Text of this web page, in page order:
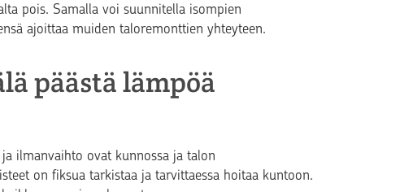
pois. Samalla voi suunnitella isompien
ajoittaa muiden taloremonttien yhteyteen.
päästä lämpöä
ilmanvaihto ovat kunnossa ja talon
on fiksua tarkistaa ja tarvittaessa hoitaa kuntoon.